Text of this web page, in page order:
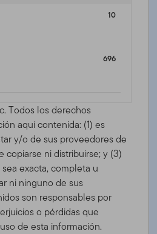
10
696
Todos los derechos
aquí contenida: (1) es
y/o de sus proveedores de
copiarse ni distribuirse; y (3)
exacta, completa u
ni ninguno de sus
son responsables por
o pérdidas que
de esta información.